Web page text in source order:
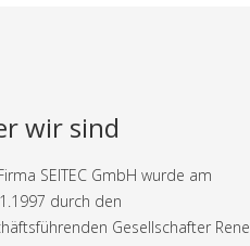
wir sind
SEITEC GmbH wurde am
durch den
Gesellschafter Rene